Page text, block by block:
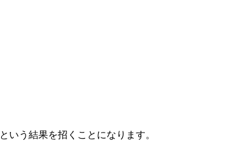
という結果を招くことになります。